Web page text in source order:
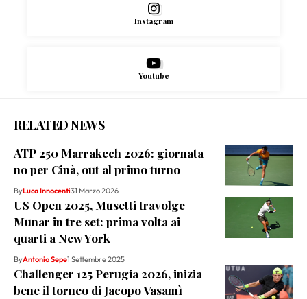
Instagram
Youtube
RELATED NEWS
ATP 250 Marrakech 2026: giornata
no per Cinà, out al primo turno
ByLuca Innocenti31 Marzo 2026
US Open 2025, Musetti travolge
Munar in tre set: prima volta ai
quarti a New York
ByAntonio Sepe1 Settembre 2025
Challenger 125 Perugia 2026, inizia
bene il torneo di Jacopo Vasamì